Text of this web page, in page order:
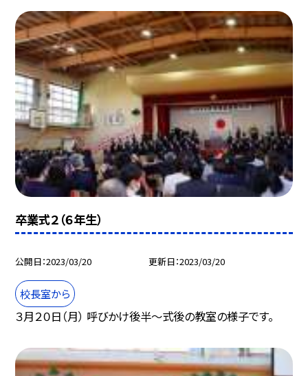
卒業式２（６年生）
公開日 2023/03/20 更新日 2023/03/20
校長室から
３月２０日（月） 呼びかけ後半〜式後の教室の様子です。